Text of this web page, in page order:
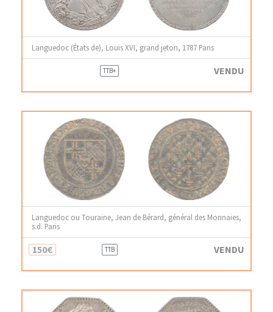
Languedoc (États de), Louis XVI, grand jeton, 1787 Paris
TTB+ VENDU
Languedoc ou Touraine, Jean de Bérard, général des Monnaies,
s.d. Paris
150€ TTB VENDU